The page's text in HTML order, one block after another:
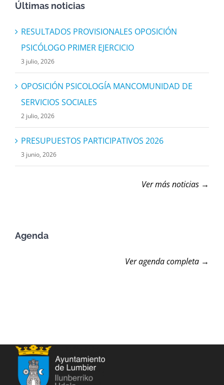
Últimas noticias
RESULTADOS PROVISIONALES OPOSICIÓN
PSICÓLOGO PRIMER EJERCICIO
3 julio, 2026
OPOSICIÓN PSICOLOGÍA MANCOMUNIDAD DE
SERVICIOS SOCIALES
2 julio, 2026
PRESUPUESTOS PARTICIPATIVOS 2026
3 junio, 2026
Ver más noticias →
Agenda
Ver agenda completa →